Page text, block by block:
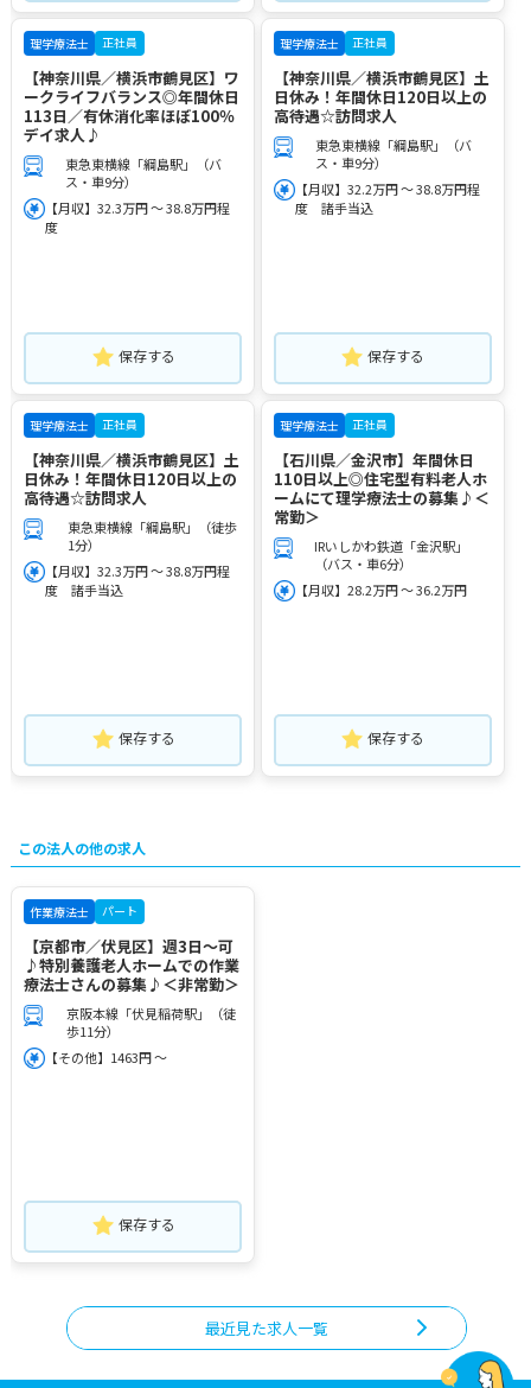
理学療法士 正社員
【神奈川県／横浜市鶴見区】ワ
ークライフバランス◎年間休日
113日／有休消化率ほぼ100％
デイ求人♪
東急東横線「綱島駅」（バ
ス・車9分）
【月収】32.3万円 ～ 38.8万円程
度
保存する
理学療法士 正社員
【神奈川県／横浜市鶴見区】土
日休み！年間休日120日以上の
高待遇☆訪問求人
東急東横線「綱島駅」（バ
ス・車9分）
【月収】32.2万円 ～ 38.8万円程
度 諸手当込
保存する
理学療法士 正社員
【神奈川県／横浜市鶴見区】土
日休み！年間休日120日以上の
高待遇☆訪問求人
東急東横線「綱島駅」（徒歩
1分）
【月収】32.3万円 ～ 38.8万円程
度 諸手当込
保存する
理学療法士 正社員
【石川県／金沢市】年間休日
110日以上◎住宅型有料老人ホ
ームにて理学療法士の募集♪＜
常勤＞
IRいしかわ鉄道「金沢駅」
（バス・車6分）
【月収】28.2万円 ～ 36.2万円
保存する
この法人の他の求人
作業療法士 パート
【京都市／伏見区】週3日～可
♪特別養護老人ホームでの作業
療法士さんの募集♪＜非常勤＞
京阪本線「伏見稲荷駅」（徒
歩11分）
【その他】1463円 ～
保存する
最近見た求人一覧